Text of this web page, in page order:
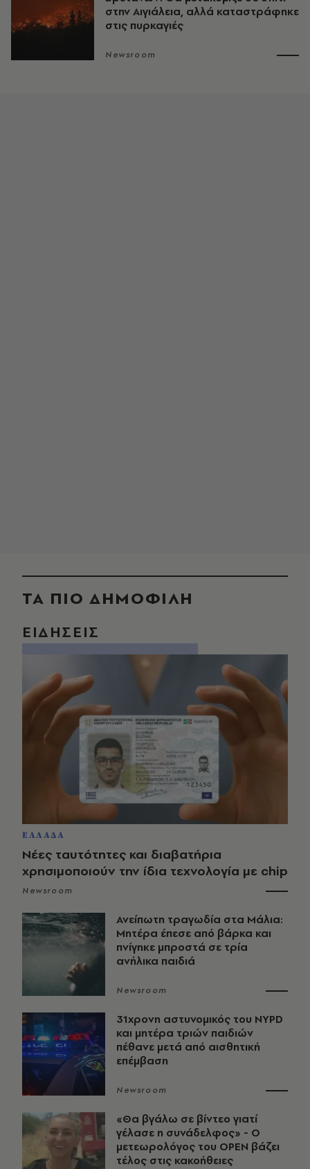
στην Αιγιάλεια, αλλά καταστράφηκε
στις πυρκαγιές
Newsroom
ΤΑ ΠΙΟ ΔΗΜΟΦΙΛΗ
ΕΙΔΗΣΕΙΣ
ΕΛΛΑΔΑ
Νέες ταυτότητες και διαβατήρια
χρησιμοποιούν την ίδια τεχνολογία με chip
Newsroom
Ανείπωτη τραγωδία στα Μάλια:
Μητέρα έπεσε από βάρκα και
πνίγηκε μπροστά σε τρία
ανήλικα παιδιά
Newsroom
31χρονη αστυνομικός του NYPD
και μητέρα τριών παιδιών
πέθανε μετά από αισθητική
επέμβαση
Newsroom
«Θα βγάλω σε βίντεο γιατί
γέλασε η συνάδελφος» - Ο
μετεωρολόγος του OPEN βάζει
τέλος στις κακοήθειες